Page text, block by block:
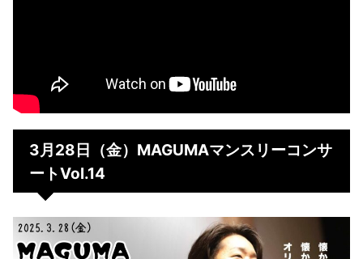
3月28日（金）MAGUMAマンスリーコンサ
ートVol.14